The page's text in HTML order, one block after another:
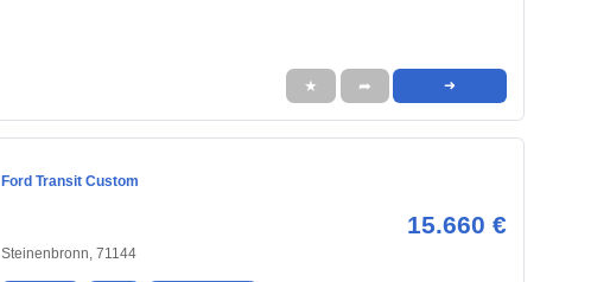
★ ➦ ➜
Ford Transit Custom
15.660 €
Steinenbronn, 71144